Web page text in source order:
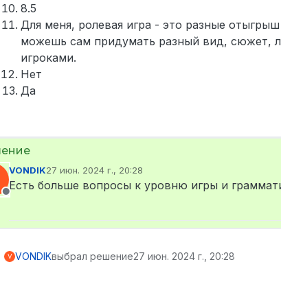
8.5
Для меня, ролевая игра - это разные
можешь сам придумать разный вид, сюжет,
игроками.
Нет
Да
Не в сети
VONDIK27 июн. 2024 г., 20:28
отредактировано
Есть больше вопросы к уровню игры и
V VONDIKвыбрал решение27 июн. 2024 г., 20:28